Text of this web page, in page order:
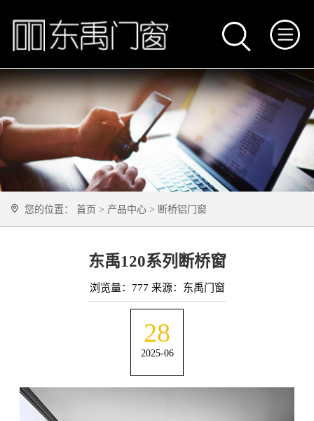
您的位置： 首页 > 产品中心> 断桥铝门窗
东禹120系列断桥窗
浏览量： 777 来源：东禹门窗
28
2025-06